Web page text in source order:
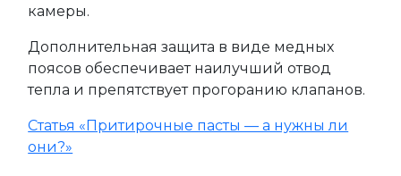
камеры.
Дополнительная защита в виде медных
поясов обеспечивает наилучший отвод
тепла и препятствует прогоранию клапанов.
Статья «Притирочные пасты — а нужны ли
они?»